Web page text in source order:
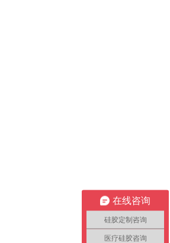
在线咨询
硅胶定制咨询
医疗硅胶咨询